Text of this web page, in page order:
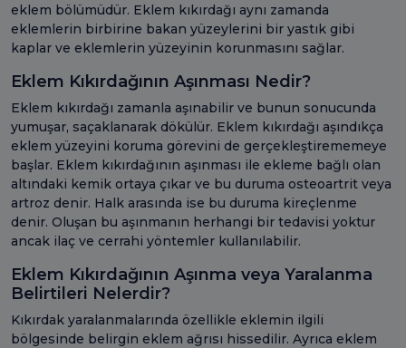
eklem bölümüdür. Eklem kıkırdağı aynı zamanda
eklemlerin birbirine bakan yüzeylerini bir yastık gibi
kaplar ve eklemlerin yüzeyinin korunmasını sağlar.
Eklem Kıkırdağının Aşınması Nedir?
Eklem kıkırdağı zamanla aşınabilir ve bunun sonucunda
yumuşar, saçaklanarak dökülür. Eklem kıkırdağı aşındıkça
eklem yüzeyini koruma görevini de gerçekleştirememeye
başlar. Eklem kıkırdağının aşınması ile ekleme bağlı olan
altındaki kemik ortaya çıkar ve bu duruma osteoartrit veya
artroz denir. Halk arasında ise bu duruma kireçlenme
denir. Oluşan bu aşınmanın herhangi bir tedavisi yoktur
ancak ilaç ve cerrahi yöntemler kullanılabilir.
Eklem Kıkırdağının Aşınma veya Yaralanma
Belirtileri Nelerdir?
Kıkırdak yaralanmalarında özellikle eklemin ilgili
bölgesinde belirgin eklem ağrısı hissedilir. Ayrıca eklem